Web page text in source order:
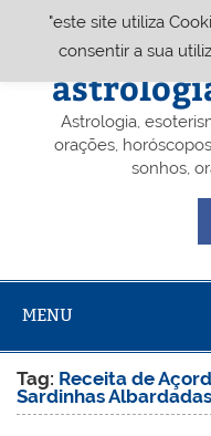
Portal
Astrologia,
orações,
sonhos,
MENU
Tag: Receita de
Sardinhas Albardadas
"este site utiliza
consentir a sua